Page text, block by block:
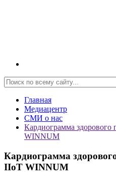
Главная
Медиацентр
СМИ о нас
Кардиограмма здорового
WINNUM
Кардиограмма
IIoT WINNUM